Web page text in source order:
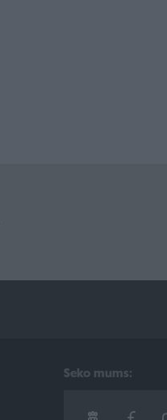
Seko mums: